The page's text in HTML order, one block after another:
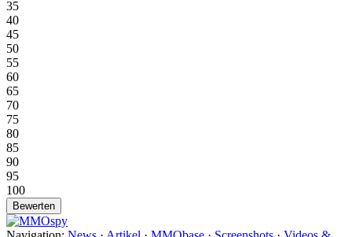
35
40
45
50
55
60
65
70
75
80
85
90
95
100